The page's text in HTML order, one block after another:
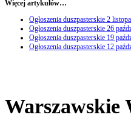
Więcej artykułów…
Ogłoszenia duszpasterskie 2
Ogłoszenia duszpasterskie 26
Ogłoszenia duszpasterskie 19
Ogłoszenia duszpasterskie 12
Warszawskie